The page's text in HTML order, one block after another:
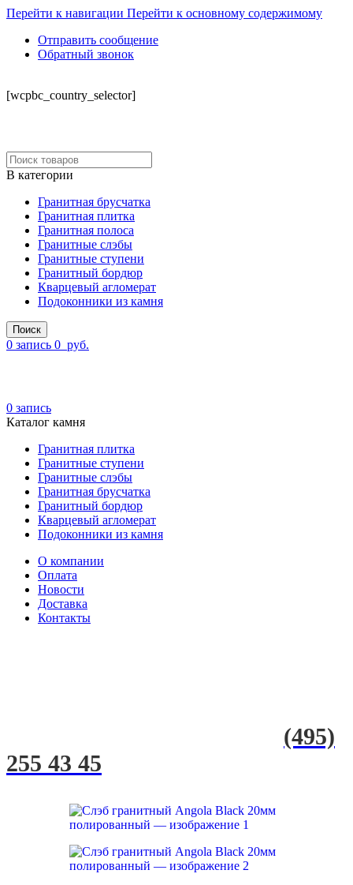
Перейти к навигации Перейти к основному содержимому
Отправить сообщение
Обратный звонок
[wcpbc_country_selector]
В категории
Гранитная брусчатка
Гранитная плитка
Гранитная полоса
Гранитные слэбы
Гранитные ступени
Гранитный бордюр
Кварцевый агломерат
Подоконники из камня
Поиск
0 запись 0 руб.
0 запись
Каталог камня
Гранитная плитка
Гранитные ступени
Гранитные слэбы
Гранитная брусчатка
Гранитный бордюр
Кварцевый агломерат
Подоконники из камня
О компании
Оплата
Новости
Доставка
Контакты
(495)
255 43 45